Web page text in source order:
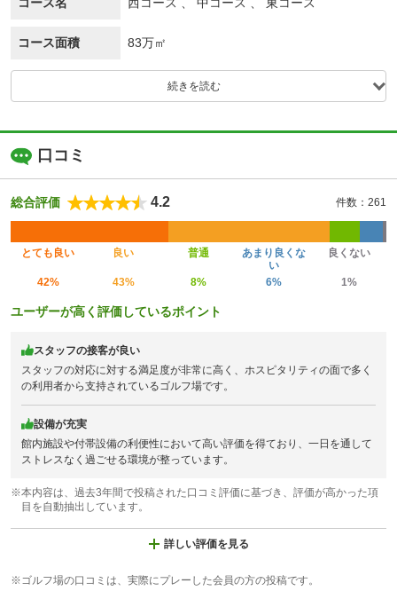
コース名 西コース 、 中コース 、 東コース
コース面積 83万㎡
続きを読む
口コミ
総合評価 4.2 件数：261
とても良い 良い 普通
あまり良くな
い
良くない
42% 43% 8% 6% 1%
ユーザーが高く評価しているポイント
スタッフの接客が良い
スタッフの対応に対する満足度が非常に高く、ホスピタリティの面で多く
の利用者から支持されているゴルフ場です。
設備が充実
館内施設や付帯設備の利便性において高い評価を得ており、一日を通して
ストレスなく過ごせる環境が整っています。
※本内容は、過去3年間で投稿された口コミ評価に基づき、評価が高かった項
目を自動抽出しています。
詳しい評価を見る
※ゴルフ場の口コミは、実際にプレーした会員の方の投稿です。